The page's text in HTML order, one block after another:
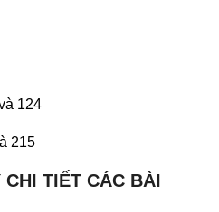
124
215
TIẾT CÁC BÀI